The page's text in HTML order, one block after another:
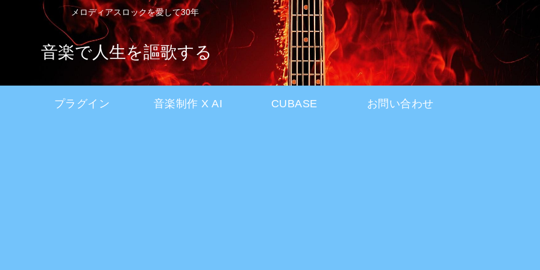
メロディアスロックを愛して30年
音楽で人生を謳歌する
プラグイン 音楽制作 X AI CUBASE お問い合わせ